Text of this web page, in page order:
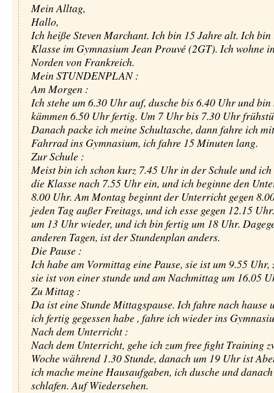
Mein Alltag,
Hallo,
Ich heiße Steven Marchant. Ich bin 15 Jahre alt. Ich
Klasse im Gymnasium Jean Prouvé (2GT). Ich wohne
Norden von Frankreich.
Mein STUNDENPLAN :
Am Morgen :
Ich stehe um 6.30 Uhr auf, dusche bis 6.40 Uhr und bin
kämmen 6.50 Uhr fertig. Um 7 Uhr bis 7.30 Uhr
Danach packe ich meine Schultasche, dann fahre ich
Fahrrad ins Gymnasium, ich fahre 15 Minuten lang.
Zur Schule :
Meist bin ich schon kurz 7.45 Uhr in der Schule und
die Klasse nach 7.55 Uhr ein, und ich beginne den
8.00 Uhr. Am Montag beginnt der Unterricht gegen
jeden Tag außer Freitags, und ich esse gegen 12.15
um 13 Uhr wieder, und ich bin fertig um 18 Uhr.
anderen Tagen, ist der Stundenplan anders.
Die Pause :
Ich habe am Vormittag eine Pause, sie ist um 9.55
sie ist von einer stunde und am Nachmittag um 16.05
Zu Mittag :
Da ist eine Stunde Mittagspause. Ich fahre nach hause
ich fertig gegessen habe , fahre ich wieder ins
Nach dem Unterricht :
Nach dem Unterricht, gehe ich zum free fight Training
Woche während 1.30 Stunde, danach um 19 Uhr ist
ich mache meine Hausaufgaben, ich dusche und
schlafen. Auf Wiedersehen.